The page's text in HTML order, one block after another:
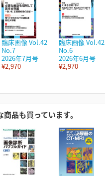
臨床画像 Vol.42
No.7
2026年7月号
¥2,970
臨床画像 Vol.42
No.6
2026年6月号
¥2,970
品も買っています。